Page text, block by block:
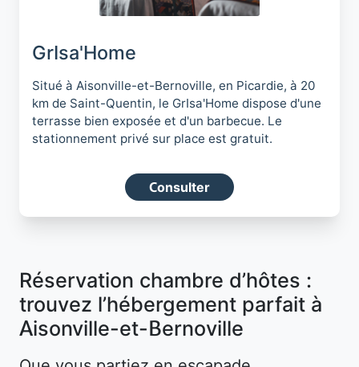
GrIsa'Home
Situé à Aisonville-et-Bernoville, en Picardie, à 20
km de Saint-Quentin, le GrIsa'Home dispose d'une
terrasse bien exposée et d'un barbecue. Le
stationnement privé sur place est gratuit.
Consulter
Réservation chambre d’hôtes :
trouvez l’hébergement parfait à
Aisonville-et-Bernoville